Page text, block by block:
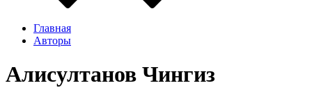
Главная
Авторы
Алисултанов Чингиз